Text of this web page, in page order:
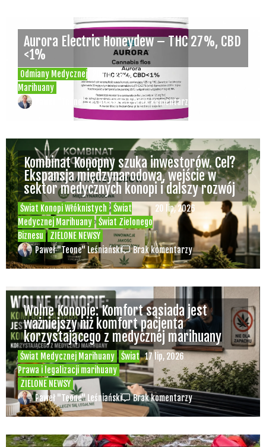
Odmiany Medycznej
Marihuany
20 lip, 2026
Aurora Electric Honeydew – THC 27%, CBD
<1%
Paweł "Teone" Leśniański Brak komentarzy
Świat Konopi Włóknistych
Świat
Medycznej Marihuany
Świat Zielonego
Biznesu
ZIELONE NEWSY
20 lip, 2026
Kombinat Konopny szuka inwestorów. Cel?
Ekspansja międzynarodowa, wejście w
sektor medycznych konopi i dalszy rozwój
Paweł "Teone" Leśniański Brak komentarzy
Świat Medycznej Marihuany
Świat
Prawa i legalizacji marihuany
ZIELONE NEWSY
17 lip, 2026
Wolne Konopie: Komfort sąsiada jest
ważniejszy niż komfort pacjenta
korzystającego z medycznej marihuany
Paweł "Teone" Leśniański Brak komentarzy